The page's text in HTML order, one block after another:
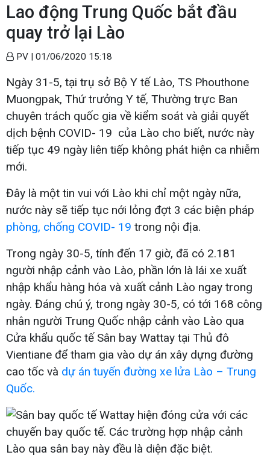
Lao động Trung Quốc bắt đầu
quay trở lại Lào
PV | 01/06/2020 15:18
Ngày 31-5, tại trụ sở Bộ Y tế Lào, TS Phouthone
Muongpak, Thứ trưởng Y tế, Thường trực Ban
chuyên trách quốc gia về kiểm soát và giải quyết
dịch bệnh COVID- 19 của Lào cho biết, nước này
tiếp tục 49 ngày liên tiếp không phát hiện ca nhiễm
mới.
Đây là một tin vui với Lào khi chỉ một ngày nữa,
nước này sẽ tiếp tục nới lỏng đợt 3 các biện pháp
phòng, chống COVID- 19 trong nội địa.
Trong ngày 30-5, tính đến 17 giờ, đã có 2.181
người nhập cảnh vào Lào, phần lớn là lái xe xuất
nhập khẩu hàng hóa và xuất cảnh Lào ngay trong
ngày. Đáng chú ý, trong ngày 30-5, có tới 168 công
nhân người Trung Quốc nhập cảnh vào Lào qua
Cửa khẩu quốc tế Sân bay Wattay tại Thủ đô
Vientiane để tham gia vào dự án xây dựng đường
cao tốc và dự án tuyến đường xe lửa Lào – Trung
Quốc.